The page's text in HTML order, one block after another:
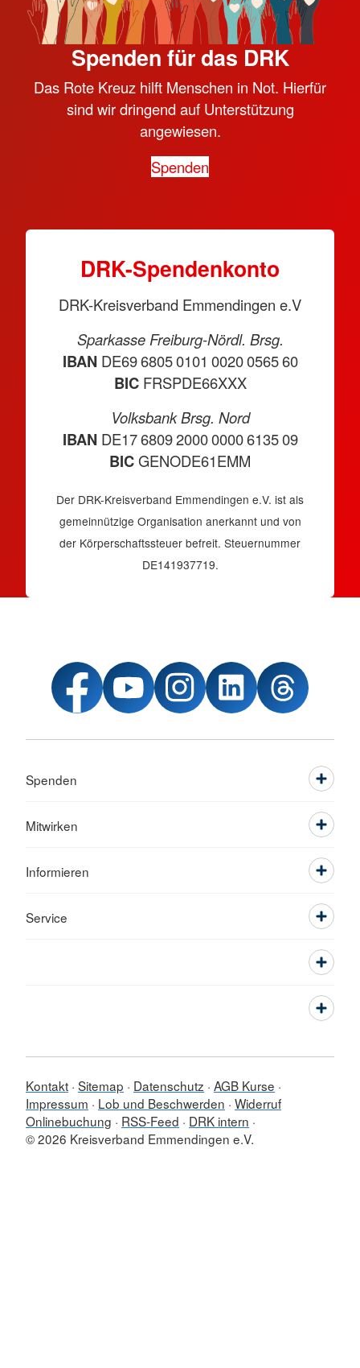
Spenden für das DRK
Das Rote Kreuz hilft Menschen in Not. Hierfür
sind wir dringend auf Unterstützung
angewiesen.
Spenden
DRK-Spendenkonto
DRK-Kreisverband Emmendingen e.V
Sparkasse Freiburg-Nördl. Brsg.
IBANDE69 6805 0101 0020 0565 60
BICFRSPDE66XXX
Volksbank Brsg. Nord
IBANDE17 6809 2000 0000 6135 09
BICGENODE61EMM
Der DRK-Kreisverband Emmendingen e.V. ist als
gemeinnützige Organisation anerkannt und von
der Körperschaftssteuer befreit. Steuernummer
DE141937719.
Spenden
Mitwirken
Informieren
Service
Kontakt Sitemap Datenschutz AGB Kurse
Impressum
Lob und Beschwerden Widerruf
Onlinebuchung
RSS-Feed
DRK intern
© 2026 Kreisverband Emmendingen e.V.